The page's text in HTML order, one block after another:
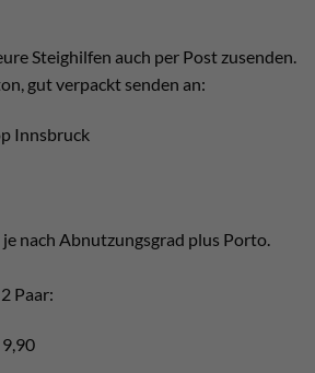
Steighilfen auch per Post zusenden.
gut verpackt senden an:
Innsbruck
nach Abnutzungsgrad plus Porto.
Paar: